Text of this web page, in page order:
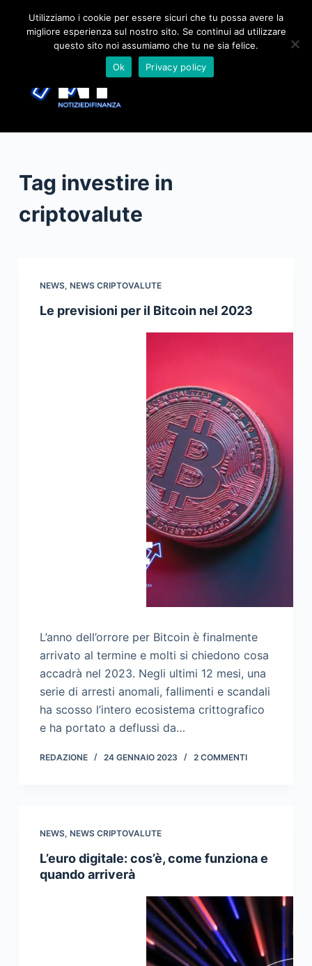
n
e
Tag investire in
criptovalute
NEWS, NEWS CRIPTOVALUTE
Le previsioni per il Bitcoin nel 2023
L’anno dell’orrore per Bitcoin è finalmente
arrivato al termine e molti si chiedono cosa
accadrà nel 2023. Negli ultimi 12 mesi, una
serie di arresti anomali, fallimenti e scandali
ha scosso l’intero ecosistema crittografico
e ha portato a deflussi da…
REDAZIONE 24 GENNAIO 2023 2 COMMENTI
NEWS, NEWS CRIPTOVALUTE
L’euro digitale: cos’è, come funziona e
quando arriverà
Utilizziamo i cookie per essere sicuri che tu possa avere la
migliore esperienza sul nostro sito. Se continui ad utilizzare
questo sito noi assumiamo che tu ne sia felice.
Ok
Privacy policy